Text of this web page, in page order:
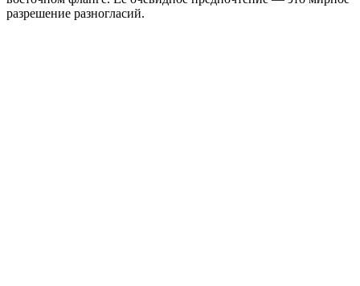
разрешение разногласий.